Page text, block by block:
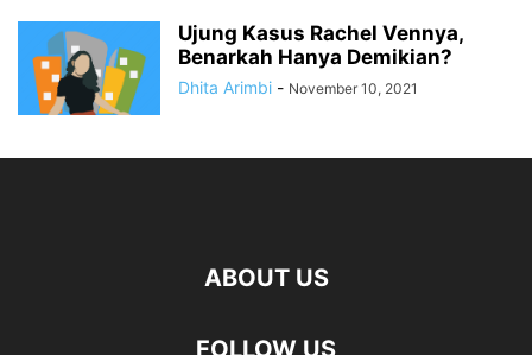
Ujung Kasus Rachel Vennya,
Benarkah Hanya Demikian?
Dhita Arimbi - November 10, 2021
ABOUT US
FOLLOW US